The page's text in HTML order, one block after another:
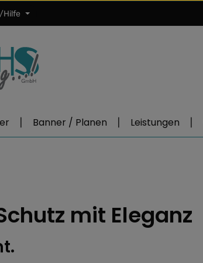
Hilfe
Banner / Planen Leistungen
mit Eleganz